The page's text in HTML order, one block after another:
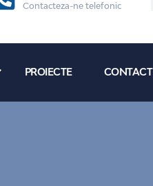
Contacteza-ne telefonic
PROIECTE CONTACT